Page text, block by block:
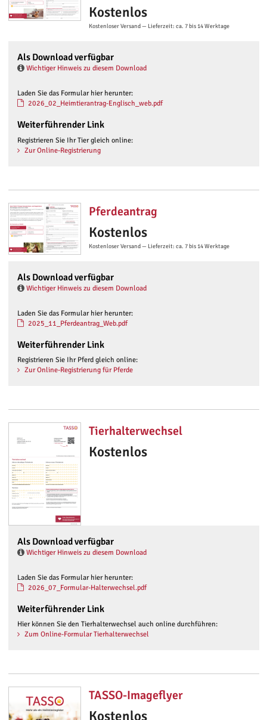
Kostenlos
Kostenloser Versand — Lieferzeit: ca. 7 bis 14 Werktage
Als Download verfügbar
Wichtiger Hinweis zu diesem Download
Laden Sie das Formular hier herunter:
2026_02_Heimtierantrag-Englisch_web.pdf
Weiterführender Link
Registrieren Sie Ihr Tier gleich online:
Zur Online-Registrierung
Pferdeantrag
Kostenlos
Kostenloser Versand — Lieferzeit: ca. 7 bis 14 Werktage
Als Download verfügbar
Wichtiger Hinweis zu diesem Download
Laden Sie das Formular hier herunter:
2025_11_Pferdeantrag_Web.pdf
Weiterführender Link
Registrieren Sie Ihr Pferd gleich online:
Zur Online-Registrierung für Pferde
Tierhalterwechsel
Kostenlos
Als Download verfügbar
Wichtiger Hinweis zu diesem Download
Laden Sie das Formular hier herunter:
2026_07_Formular-Halterwechsel.pdf
Weiterführender Link
Hier können Sie den Tierhalterwechsel auch online durchführen:
Zum Online-Formular Tierhalterwechsel
TASSO-Imageflyer
Kostenlos